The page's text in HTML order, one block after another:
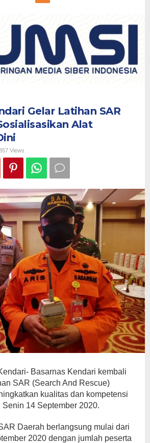
Gelar Latihan SAR
Alat
Views
Basarnas Kendari kembali
SAR (Search And Rescue)
kualitas dan kompetensi
14 September 2020.
Daerah berlangsung mulai dari
2020 dengan jumlah peserta